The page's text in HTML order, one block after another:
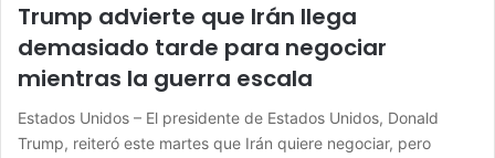
Trump advierte que Irán llega
demasiado tarde para negociar
mientras la guerra escala
Estados Unidos – El presidente de Estados Unidos, Donald
Trump, reiteró este martes que Irán quiere negociar, pero